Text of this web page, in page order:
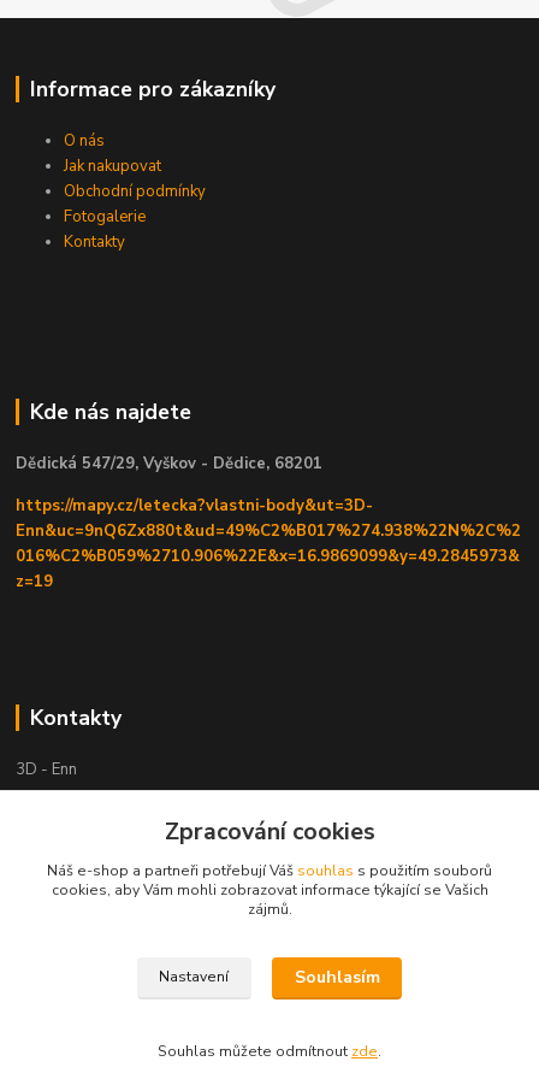
Informace pro zákazníky
O nás
Jak nakupovat
Obchodní podmínky
Fotogalerie
Kontakty
Kde nás najdete
Dědická 547/29, Vyškov - Dědice, 68201
https://mapy.cz/letecka?vlastni-body&ut=3D-
Enn&uc=9nQ6Zx880t&ud=49%C2%B017%274.938%22N%2C%2
016%C2%B059%2710.906%22E&x=16.9869099&y=49.2845973&
z=19
Kontakty
3D - Enn
+420 605525911
tisk-3d@seznam.cz
Zpracování cookies
Náš e-shop a partneři potřebují Váš souhlas s použitím souborů
cookies, aby Vám mohli zobrazovat informace týkající se Vašich
zájmů.
Nastavení Souhlasím
Souhlas můžete odmítnout zde.